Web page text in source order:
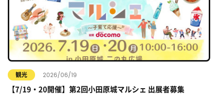
観光 2026/06/19
【7/19・20開催】第2回小田原城マルシェ 出展者募集